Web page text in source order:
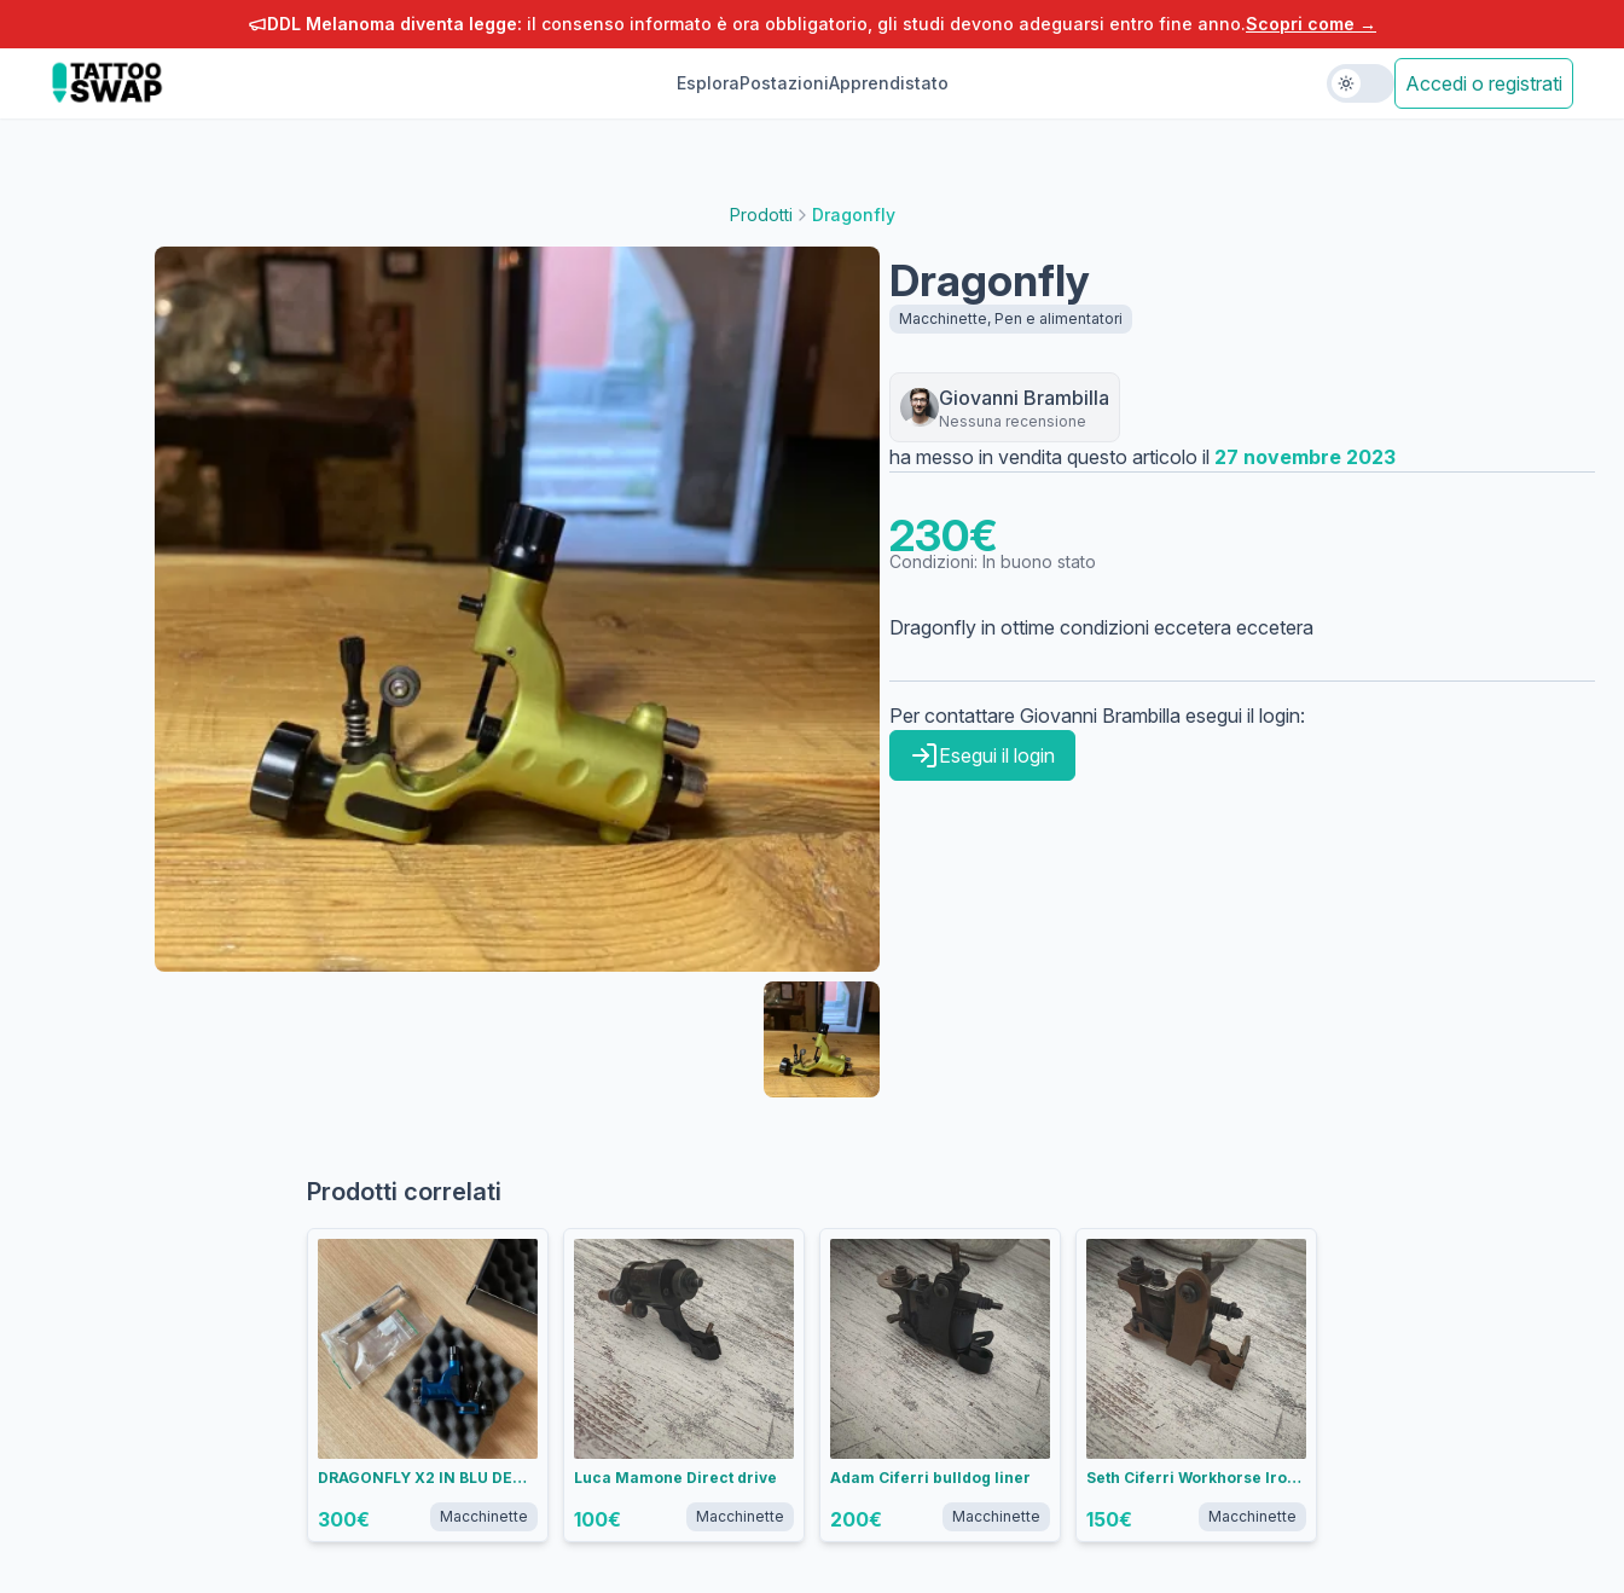
DDL Melanoma diventa legge: il consenso informato è ora obbligatorio, gli studi devono adeguarsi entro fine anno.Scopri come →
EsploraPostazioniApprendistato Accedi o registrati
Prodotti Dragonfly
Dragonfly
Macchinette, Pen e alimentatori
Giovanni Brambilla
Nessuna recensione
ha messo in vendita questo articolo il 27 novembre 2023
230€
Condizioni: In buono stato
Dragonfly in ottime condizioni eccetera eccetera
Per contattare Giovanni Brambilla esegui il login:
Esegui il login
Prodotti correlati
DRAGONFLY X2 IN BLU DEMONIACO USATA POCHISSIME VOLTE
300€ Macchinette
Luca Mamone Direct drive
100€ Macchinette
Adam Ciferri bulldog liner
200€ Macchinette
Seth Ciferri Workhorse Irons Weiner Dog liner
150€ Macchinette